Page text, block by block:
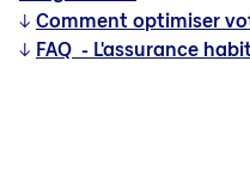
↓ Comment optimiser
↓ FAQ - L'assurance